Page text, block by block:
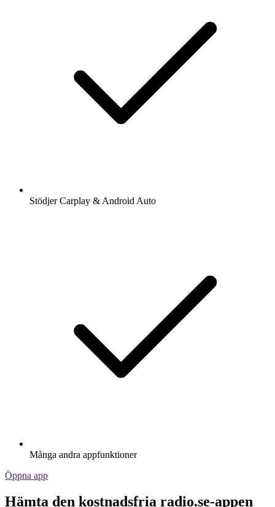
Stödjer Carplay & Android Auto
Många andra appfunktioner
Öppna app
Hämta den kostnadsfria radio.se-appen